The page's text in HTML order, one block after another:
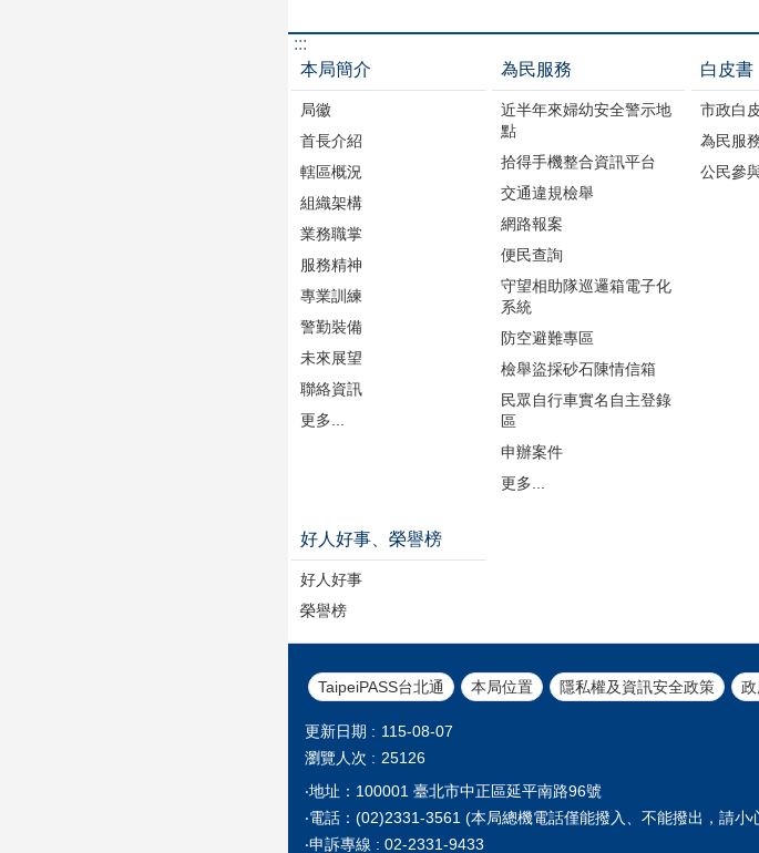
:::
本局簡介
局徽
首長介紹
轄區概況
組織架構
業務職掌
服務精神
專業訓練
警勤裝備
未來展望
聯絡資訊
更多...
為民服務
近半年來婦幼安全警示地
點
拾得手機整合資訊平台
交通違規檢舉
網路報案
便民查詢
守望相助隊巡邏箱電子化
系統
防空避難專區
檢舉盜採砂石陳情信箱
民眾自行車實名自主登錄
區
申辦案件
更多...
白皮書
市政白
為民服
公民參
好人好事、榮譽榜
好人好事
榮譽榜
TaipeiPASS台北通 本局位置 隱私權及資訊安全政策
更新日期
115-08-07
瀏覽人次
25126
‧地址：100001 臺北市中正區延平南路96號
‧電話：(02)2331-3561 (本局總機電話僅能撥入、不能撥出，請小
‧申訴專線 : 02-2331-9433